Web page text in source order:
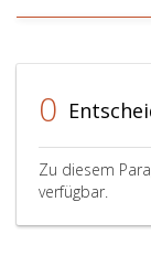
0
Zu diesem
verfügbar.